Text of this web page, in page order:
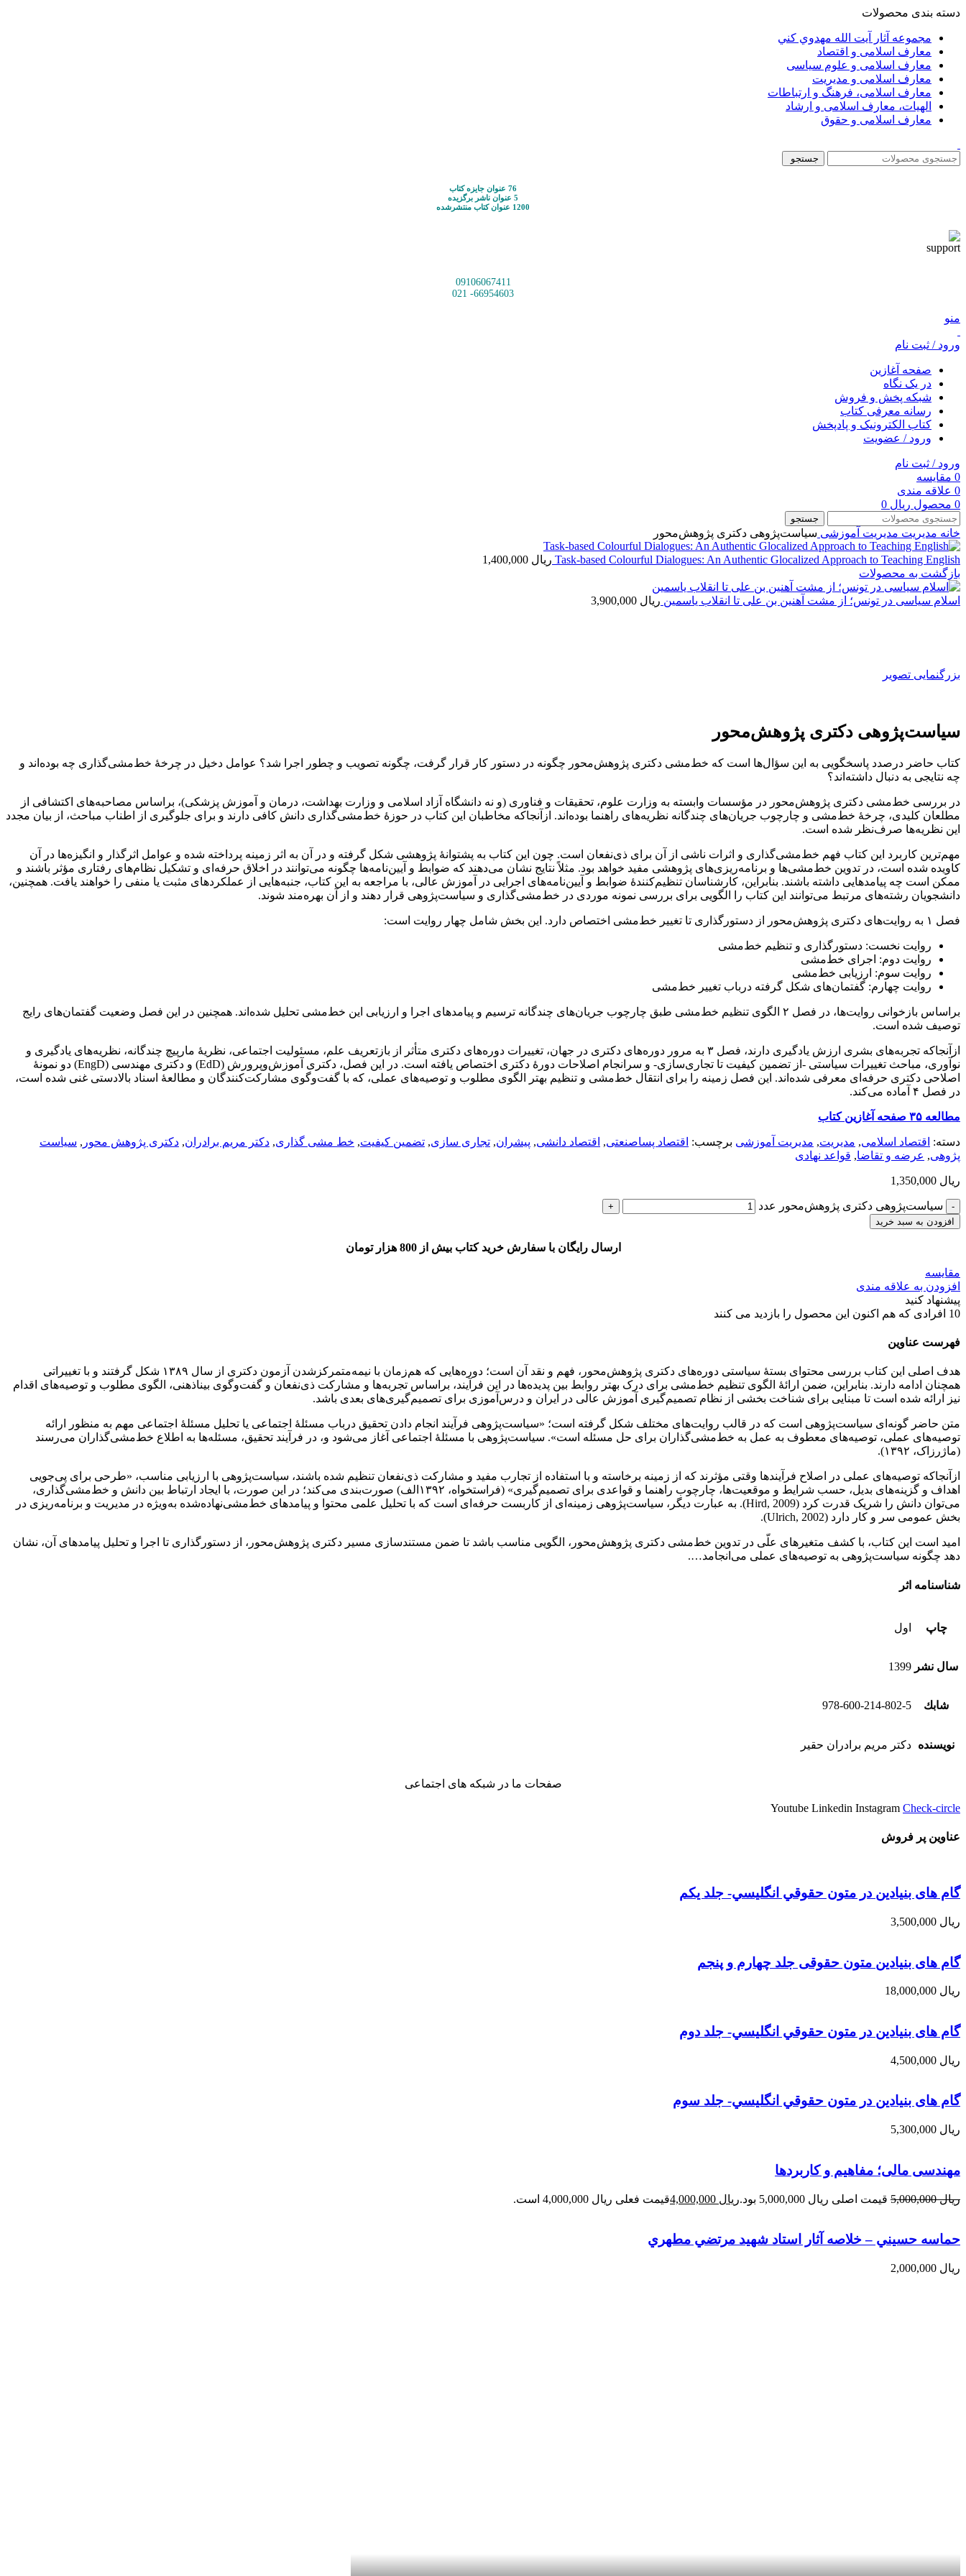
دسته بندی محصولات
مجموعه آثار آيت الله مهدوي كني
معارف اسلامی و اقتصاد
معارف اسلامی و علوم سیاسی
معارف اسلامی و مدیریت
معارف اسلامی، فرهنگ و ارتباطات
الهیات، معارف اسلامی و ارشاد
معارف اسلامی و حقوق
جستجو
76 عنوان جایزه کتاب
5 عنوان ناشر برگزیده
1200 عنوان کتاب منتشرشده
09106067411
66954603- 021
منو
ورود / ثبت نام
صفحه آغازین
در یک نگاه
شبکه پخش و فروش
رسانه معرفی کتاب
کتاب الکترونیک و پادپخش
ورود / عضویت
ورود / ثبت نام
0 مقایسه
0 علاقه مندی
0 محصول ریال
جستجو
خانه مديريت مدیریت آموزشی سیاست‌پژوهی دکتری پژوهش‌محور
Task-based Colourful Dialogues: An Authentic Glocalized Approach to Teaching English ریال
بازگشت به محصولات
اسلام سیاسی در تونس؛ از مشت آهنین بن علی تا انقلاب یاسمین ریال
بزرگنمایی تصویر
سیاست‌پژوهی دکتری پژوهش‌محور
کتاب حاضر درصدد پاسخگویی به این سؤال‌ها است که خط‌مشی دکتری پژوهش‌محور چگونه در دستور کار قرار گرفت، چگونه تصویب و چطور اجرا شد؟ عوامل دخیل در چرخۀ خط‌مشی‌گذاری چه بوده‌اند و
چه نتایجی به دنبال داشته‌اند؟
در بررسی خط‌مشی دکتری پژوهش‌محور در مؤسسات وابسته به وزارت علوم، تحقیقات و فناوری (و نه دانشگاه آزاد اسلامی و وزارت بهداشت، درمان و آموزش پزشکی)، براساس مصاحبه‌های اکتشافی از
مطلعان کلیدی، چرخۀ خط‌مشی و چارچوب جریان‌های چندگانه نظریه‌های راهنما بوده‌اند. ازآنجاکه مخاطبان این کتاب در حوزۀ خط‌مشی‌گذاری دانش کافی دارند و برای جلوگیری از اطناب مباحث، از بیان مجدد
این نظریه‌ها صرف‌نظر شده است.
مهم‌ترین کاربرد این کتاب فهم خط‌مشی‌گذاری و اثرات ناشی از آن برای ذی‌نفعان است. چون این کتاب به پشتوانۀ پژوهشی شکل گرفته و در آن به اثر زمینه پرداخته شده‌ و عوامل اثرگذار و انگیزه‌ها در آن
کاویده شده است، در تدوین خط‌مشی‌ها و برنامه‌ریزی‌های پژوهشی مفید خواهد بود. مثلاً نتایج نشان می‌دهند که ضوابط و آیین‌نامه‌ها چگونه می‌توانند در اخلاق حرفه‌ای و تشکیل نظام‌های رفتاری مؤثر باشند و
ممکن است چه پیامدهایی داشته باشند. بنابراین، کارشناسان تنظیم‌کنندۀ ضوابط و آیین‌نامه‌های اجرایی در آموزش عالی، با مراجعه به این کتاب، جنبه‌هایی از عملکردهای مثبت یا منفی را خواهند یافت. همچنین،
دانشجویان رشته‌های مرتبط می‌توانند این کتاب را الگویی برای بررسی نمونه موردی در خط‌مشی‌گذاری و سیاست‌پژوهی قرار دهند و از آن بهره‌مند شوند.
فصل ۱ به روایت‌های دکتری پژوهش‌محور از دستورگذاری تا تغییر خط‌مشی اختصاص دارد. این بخش شامل چهار روایت است:
روایت نخست: دستورگذاری و تنظیم خط‌مشی
روایت دوم: اجرای خط‌مشی
روایت سوم: ارزیابی خط‌مشی
روایت چهارم: گفتمان‌های شکل گرفته درباب تغییر خط‌مشی
براساس بازخوانی روایت‌ها، در فصل ۲ الگوی تنظیم خط‌مشی طبق چارچوب جریان‌های چندگانه ترسیم و پیامدهای اجرا و ارزیابی این خط‌مشی تحلیل شده‌اند. همچنین در این فصل وضعیت گفتمان‌های رایج
توصیف شده است.
ازآنجاکه تجربه‌های بشری ارزش یادگیری دارند، فصل ۳ به مرور دوره‌های دکتری در جهان، تغییرات دوره‌های دکتری متأثر از بازتعریف علم، مسئولیت اجتماعی، نظریۀ مارپیچ چندگانه، نظریه‌های یادگیری و
نوآوری، مباحث تغییرات سیاستی -از تضمین کیفیت تا تجاری‌سازی- و سرانجام اصلاحات دورۀ دکتری اختصاص یافته است. در این فصل، دکتری آموزش‌وپرورش (EdD) و دکتری مهندسی (EngD) دو نمونۀ
اصلاحی دکتری حرفه‌ای معرفی شده‌اند. این فصل زمینه را برای انتقال خط‌مشی و تنظیم بهتر الگوی مطلوب و توصیه‌های عملی، که با گفت‌وگوی مشارکت‌کنندگان و مطالعۀ اسناد بالادستی غنی شده است،
در فصل ۴ آماده می‌کند.
مطالعه ۳۵ صفحه آغازین کتاب
دسته: اقتصاد اسلامی, مديريت, مدیریت آموزشی برچسب: اقتصاد پساصنعتی, اقتصاد دانشی, پیشران, تجاری سازی, تضمین کیفیت, خط مشی گذاری, دکتر مریم برادران, دکتری پژوهش محور , سیاست
پژوهی, عرضه و تقاضا, قواعد نهادی
ریال
سیاست‌پژوهی دکتری پژوهش‌محور عدد
افزودن به سبد خرید
ارسال رایگان با سفارش خرید کتاب بیش از 800 هزار تومان
مقایسه
افزودن به علاقه مندی
پیشنهاد کنید
10 افرادی که هم اکنون این محصول را بازدید می کنند
فهرست عناوین
هدف اصلی این کتاب بررسی محتوای بستۀ سیاستی دوره‌های دکتری پژوهش‌محور، فهم و نقد آن است؛ دوره‌هایی که هم‌زمان با نیمه‌متمرکزشدن آزمون دکتری از سال ۱۳۸۹ شکل گرفتند و با تغییراتی
همچنان ادامه دارند. بنابراین، ضمن ارائۀ الگوی تنظیم خط‌مشی برای درک بهتر روابط بین پدیده‌ها در این فرآیند، براساس تجربه‌ها و مشارکت ذی‌نفعان و گفت‌وگوی بیناذهنی، الگوی مطلوب و توصیه‌های اقدام
نیز ارائه شده است تا مبنایی برای شناخت بخشی از نظام تصمیم‌گیری آموزش عالی در ایران و درس‌آموزی برای تصمیم‌گیری‌های بعدی باشد.
متن حاضر گونه‌ای سیاست‌پژوهی است که در قالب روایت‌های مختلف شکل گرفته‌ است؛ «سیاست‌پژوهی فرآیند انجام دادن تحقیق درباب مسئلۀ اجتماعی یا تحلیل مسئلۀ اجتماعی مهم به منظور ارائه
توصیه‌های عملی، توصیه‌های معطوف به عمل به خط‌مشی‌گذاران برای حل مسئله است». سیاست‌پژوهی با مسئلۀ اجتماعی آغاز می‌شود و، در فرآیند تحقیق، مسئله‌ها به اطلاع خط‌مشی‌گذاران می‌رسند
(ماژرزاک، ۱۳۹۲).
ازآنجاکه توصیه‌های عملی در اصلاح فرآیندها وقتی مؤثرند که از زمینه برخاسته و با استفاده از تجارب مفید و مشارکت ذی‌نفعان تنظیم شده باشند، سیاست‌پژوهی با ارزیابی مناسب، «طرحی برای پی‌جویی
اهداف و گزینه‌های بدیل، حسب شرایط و موقعیت‌ها، چارچوب راهنما و قواعدی برای تصمیم‌گیری» (فراستخواه، ۱۳۹۲الف) صورت‌بندی می‌کند؛ در این صورت، با ایجاد ارتباط بین دانش و خط‌مشی‌گذاری،
می‌توان دانش را شریک قدرت کرد (Hird, 2009). به عبارت دیگر، سیاست‌پژوهی‌ زمینه‌ای از کاربست حرفه‌ای است که با تحلیل علمی محتوا و پیامدهای خط‌مشی‌نهاده‌شده به‌ویژه در مدیریت و برنامه‌ریزی در
بخش عمومی سر و کار دارد (Ulrich, 2002).
امید است این کتاب، با کشف متغیرهای علّی در تدوین خط‌مشی دکتری پژوهش‌محور، الگویی مناسب باشد تا ضمن مستندسازی مسیر دکتری پژوهش‌محور، از دستورگذاری تا اجرا و تحلیل پیامدهای آن، نشان
دهد چگونه سیاست‌پژوهی به توصیه‌های عملی می‌انجامد….
شناسنامه اثر
چاپ اول
سال نشر 1399
شابك 978-600-214-802-5
نویسنده دکتر مریم برادران حقیر
صفحات ما در شبکه های اجتماعی
Youtube Linkedin Instagram Check-circle
عناوین پر فروش
گام های بنیادین در متون حقوقي انگليسي- جلد يكم
ریال
گام های بنیادین متون حقوقی جلد چهارم و پنجم
ریال
گام های بنیادین در متون حقوقي انگليسي- جلد دوم
ریال
گام های بنیادین در متون حقوقي انگليسي- جلد سوم
ریال
مهندسی مالی؛ مفاهیم و کاربردها
ریال5,000,000 قیمت اصلی ریال 5,000,000 بود. ریال قیمت فعلی ریال 4,000,000 است.
حماسه حسيني – خلاصه آثار استاد شهيد مرتضي مطهري
ریال